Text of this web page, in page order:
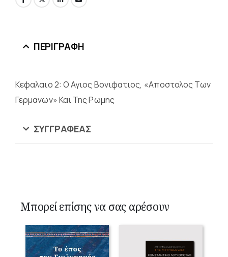
ΠΕΡΙΓΡΑΦΉ
Κεφαλαιο 2: Ο Αγιος Βονιφατιος, «Αποστολος Των
Γερμανων» Και Της Ρωμης
ΣΥΓΓΡΑΦΈΑΣ
Μπορεί επίσης να σας αρέσουν